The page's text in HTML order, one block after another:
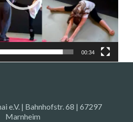
00:34
e.V. | Bahnhofstr. 68 | 67297
Marnheim